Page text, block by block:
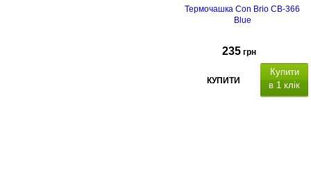
Термочашка Con Brio CB-366
Blue
235 грн
КУПИТИ
Купити
в 1 клік